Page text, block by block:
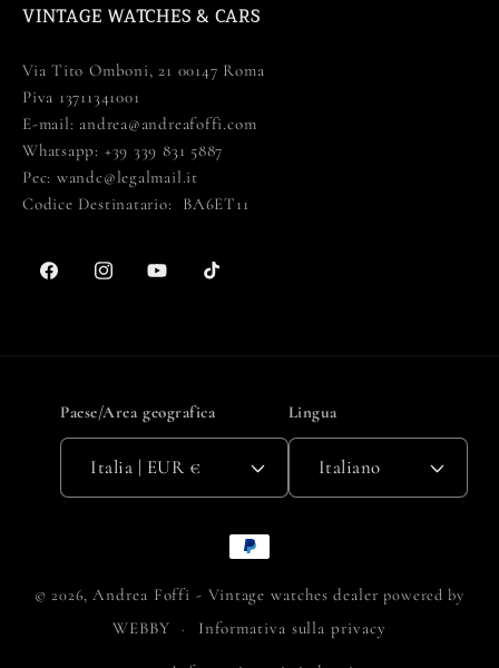
VINTAGE WATCHES & CARS
Via Tito Omboni, 21 00147 Roma
Piva ‪13711341001‬
E-mail: andrea@andreafoffi.com
Whatsapp: +39 339 831 5887
Pec: wandc@legalmail.it
Codice Destinatario: BA6ET11
FacebookInstagramYouTubeTikTok
Paese/Area geografica
Italia | EUR €
Lingua
Italiano
Metodi
pagamento
© 2026,Andrea Foffi - Vintage watches dealer powered by
WEBBY Informativa sulla privacy